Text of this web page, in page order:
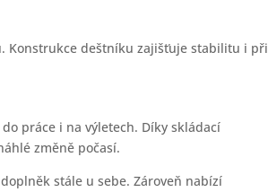
Konstrukce deštníku zajišťuje stabilitu i při
práce i na výletech. Díky skládací
změně počasí.
stále u sebe. Zároveň nabízí